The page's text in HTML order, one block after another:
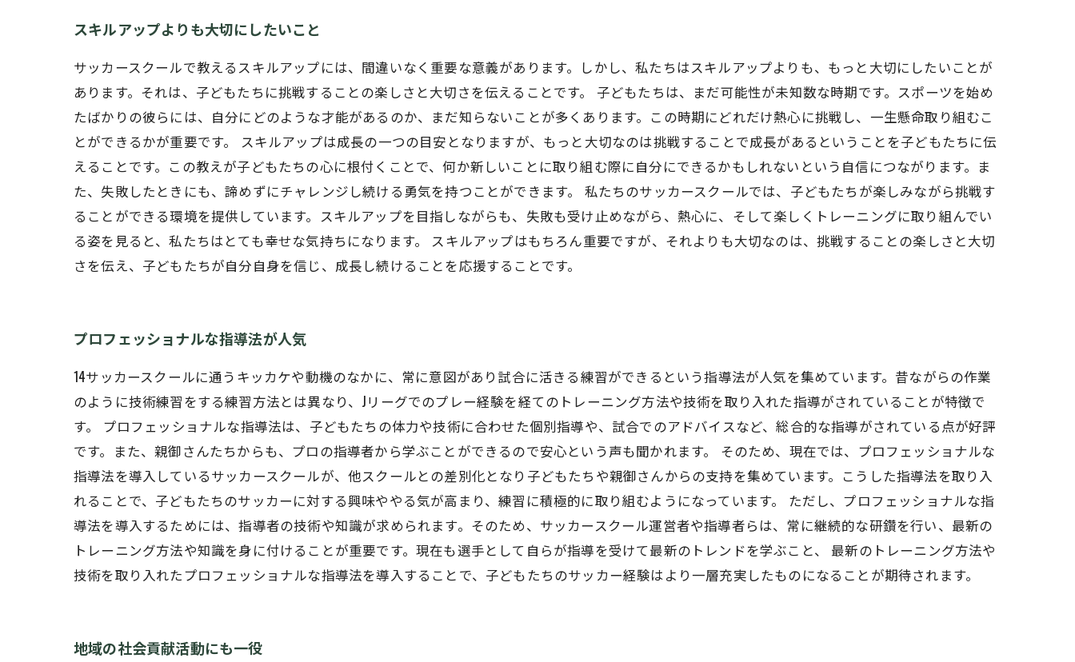
スキルアップよりも大切にしたいこと
サッカースクールで教えるスキルアップには、間違いなく重要な意義があります。しかし、私たちはスキルアップよりも、もっと大切にしたいことが
あります。それは、子どもたちに挑戦することの楽しさと大切さを伝えることです。 子どもたちは、まだ可能性が未知数な時期です。スポーツを始め
たばかりの彼らには、自分にどのような才能があるのか、まだ知らないことが多くあります。この時期にどれだけ熱心に挑戦し、一生懸命取り組むこ
とができるかが重要です。 スキルアップは成長の一つの目安となりますが、もっと大切なのは挑戦することで成長があるということを子どもたちに伝
えることです。この教えが子どもたちの心に根付くことで、何か新しいことに取り組む際に自分にできるかもしれないという自信につながります。ま
た、失敗したときにも、諦めずにチャレンジし続ける勇気を持つことができます。 私たちのサッカースクールでは、子どもたちが楽しみながら挑戦す
ることができる環境を提供しています。スキルアップを目指しながらも、失敗も受け止めながら、熱心に、そして楽しくトレーニングに取り組んでい
る姿を見ると、私たちはとても幸せな気持ちになります。 スキルアップはもちろん重要ですが、それよりも大切なのは、挑戦することの楽しさと大切
さを伝え、子どもたちが自分自身を信じ、成長し続けることを応援することです。
プロフェッショナルな指導法が人気
14サッカースクールに通うキッカケや動機のなかに、常に意図があり試合に活きる練習ができるという指導法が人気を集めています。昔ながらの作業
のように技術練習をする練習方法とは異なり、Jリーグでのプレー経験を経てのトレーニング方法や技術を取り入れた指導がされていることが特徴で
す。 プロフェッショナルな指導法は、子どもたちの体力や技術に合わせた個別指導や、試合でのアドバイスなど、総合的な指導がされている点が好評
です。また、親御さんたちからも、プロの指導者から学ぶことができるので安心という声も聞かれます。 そのため、現在では、プロフェッショナルな
指導法を導入しているサッカースクールが、他スクールとの差別化となり子どもたちや親御さんからの支持を集めています。こうした指導法を取り入
れることで、子どもたちのサッカーに対する興味ややる気が高まり、練習に積極的に取り組むようになっています。 ただし、プロフェッショナルな指
導法を導入するためには、指導者の技術や知識が求められます。そのため、サッカースクール運営者や指導者らは、常に継続的な研鑽を行い、最新の
トレーニング方法や知識を身に付けることが重要です。現在も選手として自らが指導を受けて最新のトレンドを学ぶこと、 最新のトレーニング方法や
技術を取り入れたプロフェッショナルな指導法を導入することで、子どもたちのサッカー経験はより一層充実したものになることが期待されます。
地域の社会貢献活動にも一役